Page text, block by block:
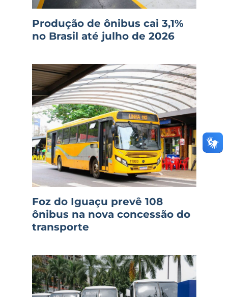
Produção de ônibus cai 3,1%
no Brasil até julho de 2026
Foz do Iguaçu prevê 108
ônibus na nova concessão do
transporte